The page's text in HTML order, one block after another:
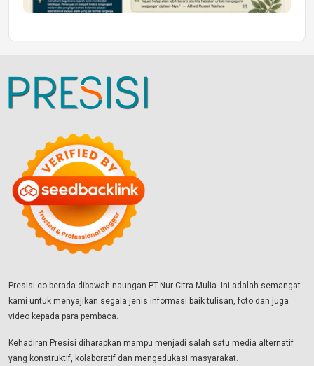
Presisi.co berada dibawah naungan PT.Nur Citra Mulia. Ini adalah semangat
kami untuk menyajikan segala jenis informasi baik tulisan, foto dan juga
video kepada para pembaca.
Kehadiran Presisi diharapkan mampu menjadi salah satu media alternatif
yang konstruktif, kolaboratif dan mengedukasi masyarakat.